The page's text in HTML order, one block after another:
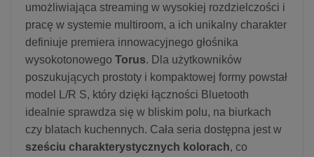
umożliwiająca streaming w wysokiej rozdzielczości i
pracę w systemie multiroom, a ich unikalny charakter
definiuje premiera innowacyjnego głośnika
wysokotonowego Torus. Dla użytkowników
poszukujących prostoty i kompaktowej formy powstał
model L/R S, który dzięki łączności Bluetooth
idealnie sprawdza się w bliskim polu, na biurkach
czy blatach kuchennych. Cała seria dostępna jest w
sześciu charakterystycznych kolorach, co